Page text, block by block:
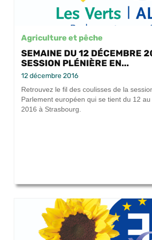
Agriculture et pêche
SEMAINE DU 12 DÉCEMBRE
SESSION PLÉNIÈRE EN...
12 décembre 2016
Retrouvez le fil des coulisses de la
Parlement européen qui se tient du 12
2016 à Strasbourg.